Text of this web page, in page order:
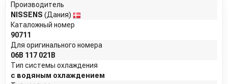
Производитель
NISSENS (Дания)
Каталожный номер
90711
Для оригинального номера
06B 117 021B
Тип системы охлаждения
с водяным охлаждением